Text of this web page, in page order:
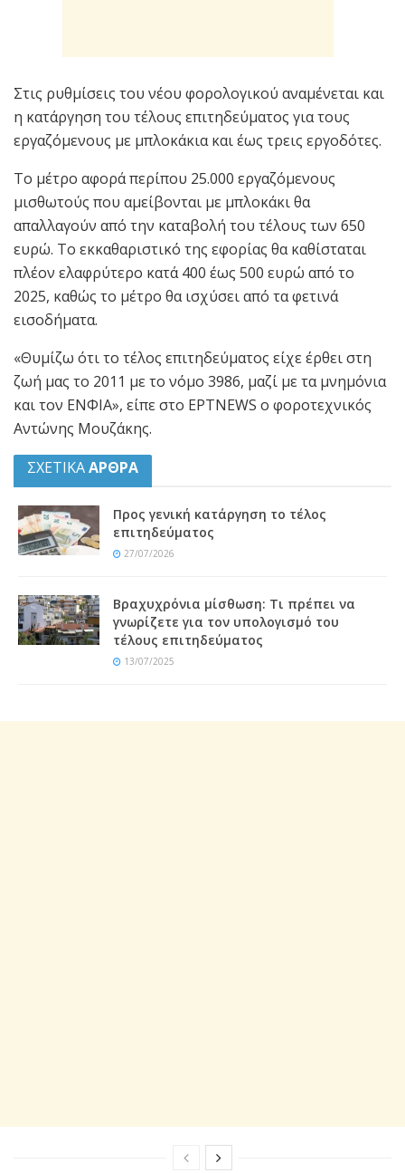
Στις ρυθμίσεις του νέου φορολογικού αναμένεται και
η κατάργηση του τέλους επιτηδεύματος για τους
εργαζόμενους με μπλοκάκια και έως τρεις εργοδότες.
Το μέτρο αφορά περίπου 25.000 εργαζόμενους
μισθωτούς που αμείβονται με μπλοκάκι θα
απαλλαγούν από την καταβολή του τέλους των 650
ευρώ. Το εκκαθαριστικό της εφορίας θα καθίσταται
πλέον ελαφρύτερο κατά 400 έως 500 ευρώ από το
2025, καθώς το μέτρο θα ισχύσει από τα φετινά
εισοδήματα.
«Θυμίζω ότι το τέλος επιτηδεύματος είχε έρθει στη
ζωή μας το 2011 με το νόμο 3986, μαζί με τα μνημόνια
και τον ΕΝΦΙΑ», είπε στο ΕΡΤNEWS ο φοροτεχνικός
Αντώνης Μουζάκης.
ΣΧΕΤΙΚΑΑΡΘΡΑ
Προς γενική κατάργηση το τέλος
επιτηδεύματος
27/07/2026
Βραχυχρόνια μίσθωση: Τι πρέπει να
γνωρίζετε για τον υπολογισμό του
τέλους επιτηδεύματος
13/07/2025